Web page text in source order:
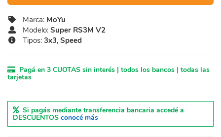
Marca: MoYu
Modelo: Super RS3M V2
Tipos: 3x3, Speed
Pagá en 3 CUOTAS sin interés | todos los bancos | todas las
tarjetas
Si pagás mediante transferencia bancaria accedé a
DESCUENTOS conocé más